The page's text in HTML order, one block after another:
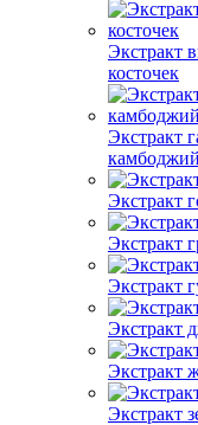
Экстракт
косточек
Экстракт
Экстракт
Экстракт
Экстракт
Экстракт
Экстракт
Экстракт